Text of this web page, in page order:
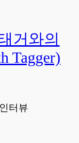
거와의
Tagger)
터뷰